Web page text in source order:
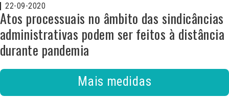
22-09-2020
Atos processuais no âmbito das sindicâncias
administrativas podem ser feitos à distância
durante pandemia
Mais medidas